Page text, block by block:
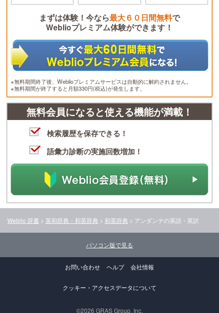
まずは体験！今なら最大６０日間無料で
Weblioプレミアム体験ができます！
※無料期間終了後、Weblioプレミアムサービスは自動的に解約されません。
※無料期間が終了すると月額330円(税込)が発生します。
無料会員になると使える機能が満載！
検索履歴を保存できる！
語彙力診断の実施回数増加！
Weblio 辞書 > 英和辞典・和英辞典 > 和英辞典 > アンダンテの英語・英訳
パソコン版で見る
お問い合わせ ヘルプ 会社情報
クッキー・アクセスデータについて
©2026 GRAS Group, Inc.